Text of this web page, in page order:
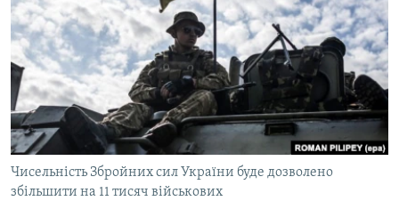
МУЛЬТИМЕДІА
ФОТО
СПЕЦПРОЄКТИ
ПОДКАСТИ
КРИМ РЕАЛІЇ
РУС
Чисельність Збройних сил України буде дозволено
збільшити на 11 тисяч військових